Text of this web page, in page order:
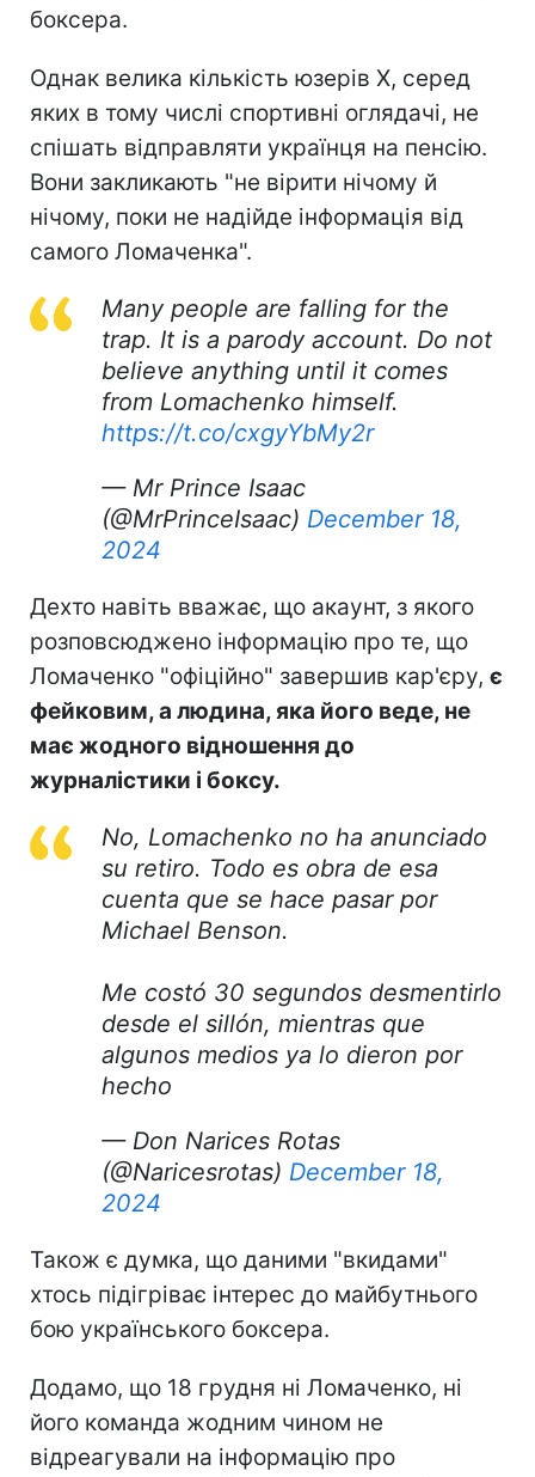
боксера.
Однак велика кількість юзерів Х, серед
яких в тому числі спортивні оглядачі, не
спішать відправляти українця на пенсію.
Вони закликають "не вірити нічому й
нічому, поки не надійде інформація від
самого Ломаченка".
Many people are falling for the
trap. It is a parody account. Do not
believe anything until it comes
from Lomachenko himself.
https://t.co/cxgyYbMy2r
— Mr Prince Isaac
(@MrPrinceIsaac) December 18,
2024
Дехто навіть вважає, що акаунт, з якого
розповсюджено інформацію про те, що
Ломаченко "офіційно" завершив кар'єру, є
фейковим, а людина, яка його веде, не
має жодного відношення до
журналістики і боксу.
No, Lomachenko no ha anunciado
su retiro. Todo es obra de esa
cuenta que se hace pasar por
Michael Benson.
Me costó 30 segundos desmentirlo
desde el sillón, mientras que
algunos medios ya lo dieron por
hecho
— Don Narices Rotas
(@Naricesrotas) December 18,
2024
Також є думка, що даними "вкидами"
хтось підігріває інтерес до майбутнього
бою українського боксера.
Додамо, що 18 грудня ні Ломаченко, ні
його команда жодним чином не
відреагували на інформацію про